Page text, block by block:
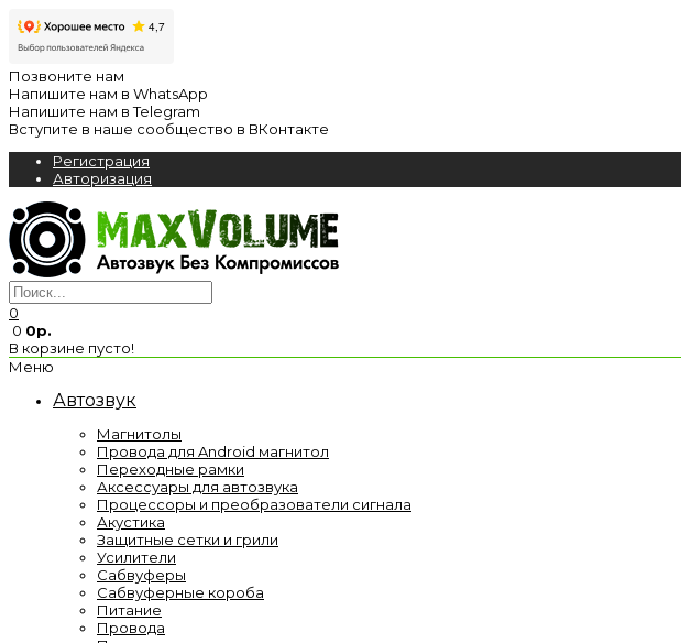
Позвоните нам
Напишите нам в WhatsApp
Напишите нам в Telegram
Вступите в наше сообщество в ВКонтакте
Регистрация
Авторизация
0
0 0р.
В корзине пусто!
Меню
Автозвук
Магнитолы
Провода для Android магнитол
Переходные рамки
Аксессуары для автозвука
Процессоры и преобразователи сигнала
Акустика
Защитные сетки и грили
Усилители
Сабвуферы
Сабвуферные короба
Питание
Провода